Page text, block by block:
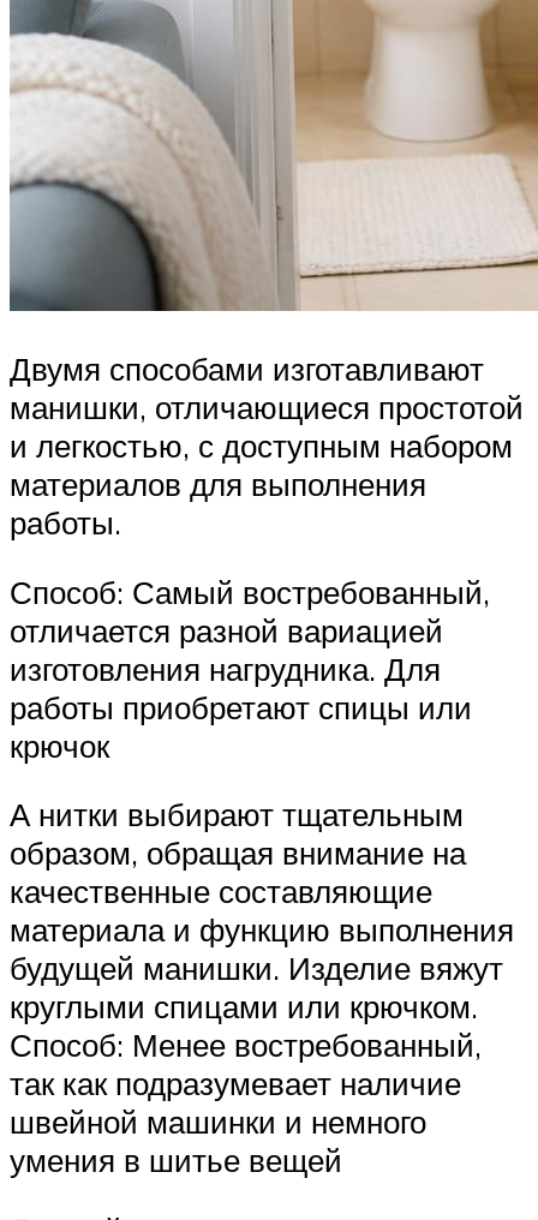
Двумя способами изготавливают
манишки, отличающиеся простотой
и легкостью, с доступным набором
материалов для выполнения
работы.
Способ: Самый востребованный,
отличается разной вариацией
изготовления нагрудника. Для
работы приобретают спицы или
крючок
А нитки выбирают тщательным
образом, обращая внимание на
качественные составляющие
материала и функцию выполнения
будущей манишки. Изделие вяжут
круглыми спицами или крючком.
Способ: Менее востребованный,
так как подразумевает наличие
швейной машинки и немного
умения в шитье вещей